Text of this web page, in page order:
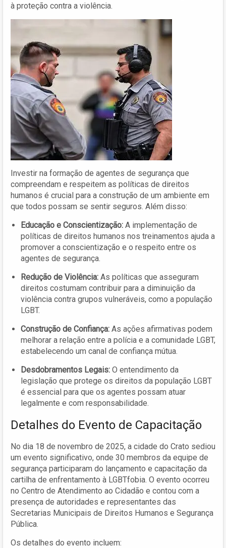
à proteção contra a violência.
Investir na formação de agentes de segurança que
compreendam e respeitem as políticas de direitos
humanos é crucial para a construção de um ambiente em
que todos possam se sentir seguros. Além disso:
Educação e Conscientização: A implementação de
políticas de direitos humanos nos treinamentos ajuda a
promover a conscientização e o respeito entre os
agentes de segurança.
Redução de Violência: As políticas que asseguram
direitos costumam contribuir para a diminuição da
violência contra grupos vulneráveis, como a população
LGBT.
Construção de Confiança: As ações afirmativas podem
melhorar a relação entre a polícia e a comunidade LGBT,
estabelecendo um canal de confiança mútua.
Desdobramentos Legais: O entendimento da
legislação que protege os direitos da população LGBT
é essencial para que os agentes possam atuar
legalmente e com responsabilidade.
Detalhes do Evento de Capacitação
No dia 18 de novembro de 2025, a cidade do Crato sediou
um evento significativo, onde 30 membros da equipe de
segurança participaram do lançamento e capacitação da
cartilha de enfrentamento à LGBTfobia. O evento ocorreu
no Centro de Atendimento ao Cidadão e contou com a
presença de autoridades e representantes das
Secretarias Municipais de Direitos Humanos e Segurança
Pública.
Os detalhes do evento incluem: